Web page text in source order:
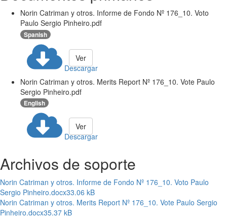
Norin Catriman y otros. Informe de Fondo Nº 176_10. Voto
Paulo Sergio Pinheiro.pdf
Spanish
Descargar
Ver
Norin Catriman y otros. Merits Report Nº 176_10. Vote Paulo
Sergio Pinheiro.pdf
English
Descargar
Ver
Archivos de soporte
Norin Catriman y otros. Informe de Fondo Nº 176_10. Voto Paulo
Sergio Pinheiro.docx33.06 kB
Norin Catriman y otros. Merits Report Nº 176_10. Vote Paulo Sergio
Pinheiro.docx35.37 kB